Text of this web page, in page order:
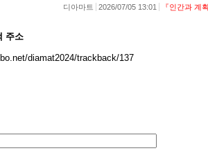
디아마트 2026/07/05 13:01 『인간과 계
주소
diamat2024/trackback/137